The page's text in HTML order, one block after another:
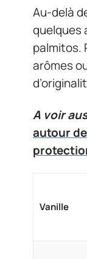
Au-delà
quelques
palmitos.
arômes
A voir
autour
Vanille